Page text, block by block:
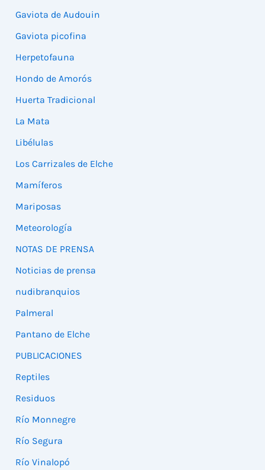
Gaviota de Audouin
Gaviota picofina
Herpetofauna
Hondo de Amorós
Huerta Tradicional
La Mata
Libélulas
Los Carrizales de Elche
Mamíferos
Mariposas
Meteorología
NOTAS DE PRENSA
Noticias de prensa
nudibranquios
Palmeral
Pantano de Elche
PUBLICACIONES
Reptiles
Residuos
Río Monnegre
Río Segura
Río Vinalopó